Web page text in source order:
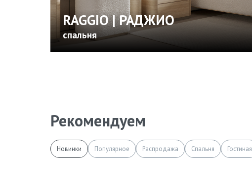
RAGGIO | РАДЖИО
спальня
Рекомендуем
Новинки Популярное Распродажа Спальня Гостиная